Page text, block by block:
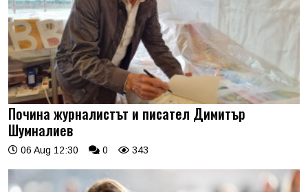
Почина журналистът и писател Димитър
Шумналиев
06 Aug 12:30 0 343